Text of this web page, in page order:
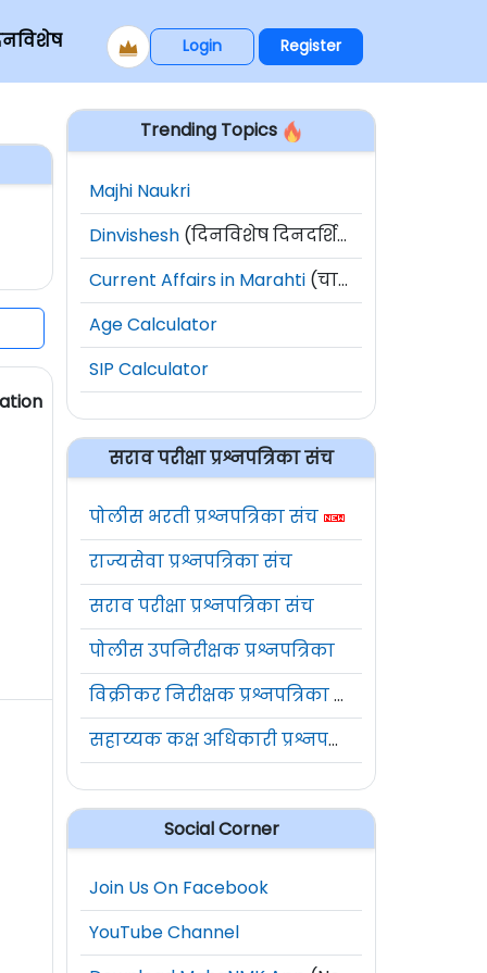
Login Register
Trending Topics
Majhi Naukri
Dinvishesh (दिनविशेष दिनदर्शिका)
Current Affairs in Marahti (चालू घडामोडी)
Age Calculator
SIP Calculator
सराव परीक्षा प्रश्नपत्रिका संच
पोलीस भरती प्रश्नपत्रिका संच
राज्यसेवा प्रश्नपत्रिका संच
सराव परीक्षा प्रश्नपत्रिका संच
पोलीस उपनिरीक्षक प्रश्नपत्रिका
विक्रीकर निरीक्षक प्रश्नपत्रिका संच
सहाय्यक कक्ष अधिकारी प्रश्नपत्रिका संच
Social Corner
Join Us On Facebook
YouTube Channel